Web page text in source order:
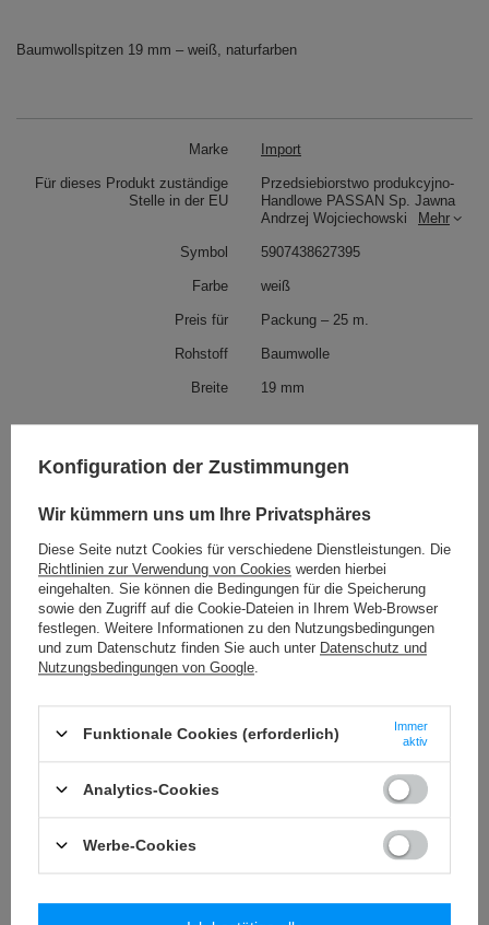
Baumwollspitzen 19 mm – weiß, naturfarben
Marke Import
Für dieses Produkt zuständige
Stelle in der EU
Przedsiebiorstwo produkcyjno-
Handlowe PASSAN Sp. Jawna
Andrzej Wojciechowski
Mehr
Symbol 5907438627395
Farbe weiß
Preis für Packung – 25 m.
Rohstoff Baumwolle
Breite 19 mm
Siehe auch
C - 136 (25 m) Spitze - 32 mm
S - 11 (25 m) Spitze - 15 mm
10,55 € / Packung
S - 10 (25 m) Spitze - 55 mm
S - 06 (25 m) Spitze - 31 mm
Ähnliche Produkte
Konfiguration der Zustimmungen
Wir kümmern uns um Ihre Privatsphäres
Diese Seite nutzt Cookies für verschiedene Dienstleistungen. Die
Richtlinien zur Verwendung von Cookies werden hierbei
eingehalten. Sie können die Bedingungen für die Speicherung
sowie den Zugriff auf die Cookie-Dateien in Ihrem Web-Browser
festlegen. Weitere Informationen zu den Nutzungsbedingungen
und zum Datenschutz finden Sie auch unter Datenschutz und
Nutzungsbedingungen von Google
Funktionale Cookies (erforderlich)
Immer
aktiv
Analytics-Cookies
Werbe-Cookies